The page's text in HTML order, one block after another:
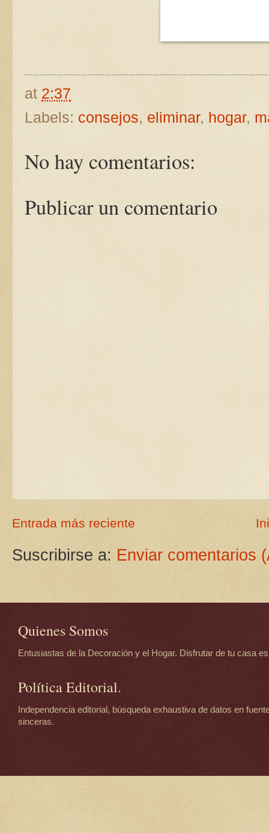
at 2:37
Labels: consejos, eliminar, hogar,
No hay comentarios:
Publicar un comentario
Entrada más reciente
Suscribirse a: Enviar comentarios
Quienes Somos
Entusiastas de la Decoración y el Hogar. Disfrutar de tu casa
Política Editorial.
Independencia editorial, búsqueda exhaustiva de datos en
sinceras.